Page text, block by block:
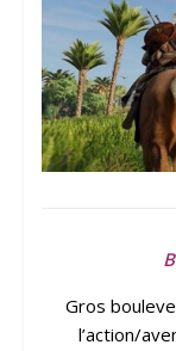
Gros
l’action/